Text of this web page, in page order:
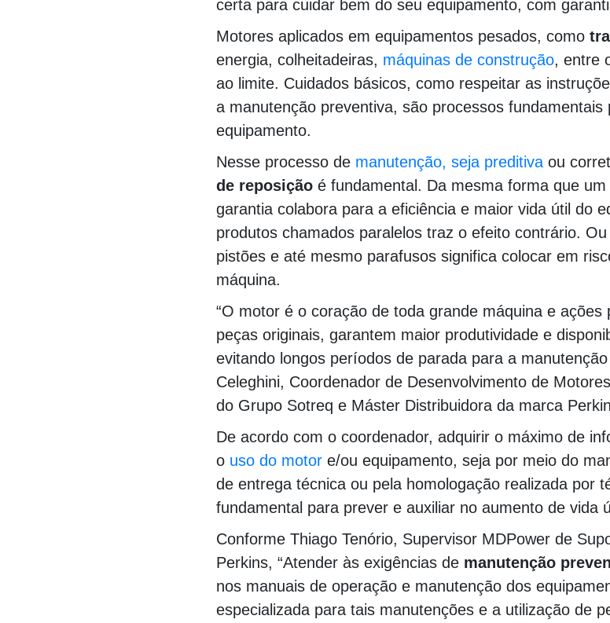
certa para cuidar bem do seu equipamento, com
Motores aplicados em equipamentos pesados, como
energia, colheitadeiras, máquinas de construção, entre
ao limite. Cuidados básicos, como respeitar as
a manutenção preventiva, são processos
equipamento.
Nesse processo de manutenção, seja preditivaou
de reposiçãoé fundamental. Da mesma forma que
garantia colabora para a eficiência e maior vida útil do
produtos chamados paralelos traz o efeito contrário.
pistões e até mesmo parafusos significa colocar em
máquina.
“O motor é o coração de toda grande máquina e
peças originais, garantem maior produtividade e
evitando longos períodos de parada para a
Celeghini, Coordenador de Desenvolvimento de
do Grupo Sotreq e Máster Distribuidora da marca
De acordo com o coordenador, adquirir o máximo de
o uso do motore/ou equipamento, seja por meio do
de entrega técnica ou pela homologação realizada por
fundamental para prever e auxiliar no aumento de vida
Conforme Thiago Tenório, Supervisor MDPower de
Perkins, “Atender às exigências de manutenção
nos manuais de operação e manutenção dos
especializada para tais manutenções e a utilização de